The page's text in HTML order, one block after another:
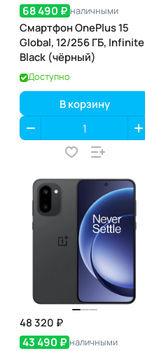
68 490 ₽ наличными
Смартфон OnePlus 15
Global, 12/256 ГБ, Infinite
Black (чёрный)
Доступно
В корзину
48 320 ₽
43 490 ₽ наличными